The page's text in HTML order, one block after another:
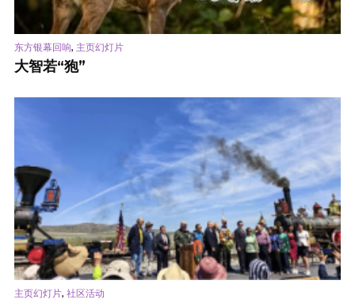
东方银幕回响, 主页幻灯片
大智若“狍”
主页幻灯片, 社区活动